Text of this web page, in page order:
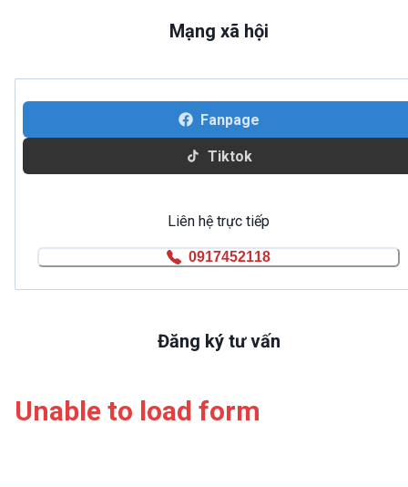
Mạng xã hội
Fanpage
Tiktok
Liên hệ trực tiếp
0917452118
Đăng ký tư vấn
Unable to load form